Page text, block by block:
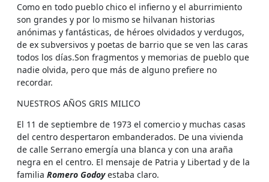
Como en todo pueblo chico el infierno y el aburrimiento
son grandes y por lo mismo se hilvanan historias
anónimas y fantásticas, de héroes olvidados y verdugos,
de ex subversivos y poetas de barrio que se ven las caras
todos los días.Son fragmentos y memorias de pueblo que
nadie olvida, pero que más de alguno prefiere no
recordar.
NUESTROS AÑOS GRIS MILICO
El 11 de septiembre de 1973 el comercio y muchas casas
del centro despertaron embanderados. De una vivienda
de calle Serrano emergía una blanca y con una araña
negra en el centro. El mensaje de Patria y Libertad y de la
familia Romero Godoyestaba claro.